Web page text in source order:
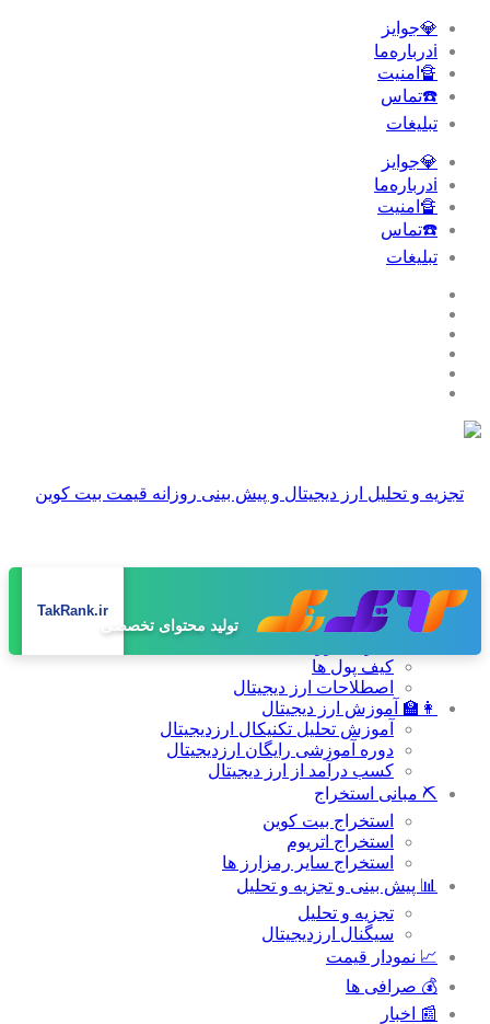
💎جوایز
ℹ️درباره‌ما
🔏امنیت
☎️تماس
تبلیغات‌
💎جوایز
ℹ️درباره‌ما
🔏امنیت
☎️تماس
تبلیغات‌
تولید محتوای تخصصی
TakRank.ir
صفحه اصلی
📚 دانشنامه
کیف پول ها
اصطلاحات ارز دیجیتال
👩‍🏫 آموزش ارز دیجیتال
آموزش تحلیل تکنیکال ارزدیجیتال
دوره آموزشی رایگان ارزدیجیتال
کسب درآمد از ارز دیجیتال
⛏ مبانی استخراج
استخراج بیت کوین
استخراج اتریوم
استخراج سایر رمزارز ها
📊 پیش بینی و تجزیه و تحلیل
تجزیه و تحلیل
سیگنال ارزدیجیتال
📈 نمودار قیمت
💰 صرافی ها
📰 اخبار